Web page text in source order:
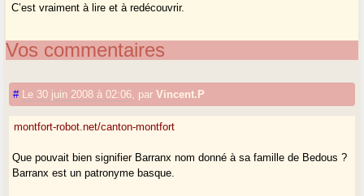
C’est vraiment à lire et à redécouvrir.
Vos commentaires
# Le 30 juin 2008 à 02:06 parVincent.P
montfort-robot.net/canton-montfort
Que pouvait bien signifier Barranx nom donné à sa famille de Bedous ?
Barranx est un patronyme basque.